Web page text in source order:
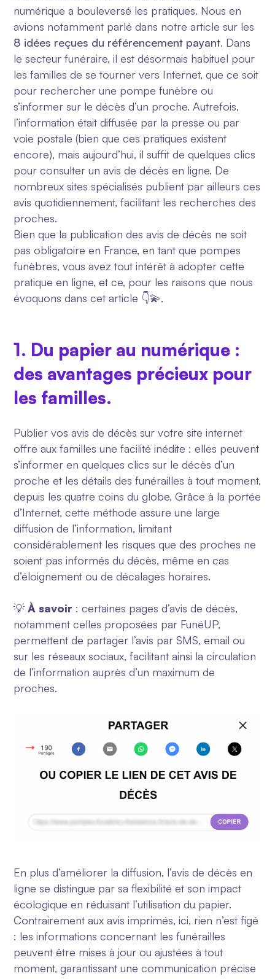
numérique a bouleversé les pratiques. Nous en
avions notamment parlé dans notre article sur les
8 idées reçues du référencement payant. Dans
le secteur funéraire, il est désormais habituel pour
les familles de se tourner vers Internet, que ce soit
pour rechercher une pompe funèbre ou
s’informer sur le décès d’un proche. Autrefois,
l’information était diffusée par la presse ou par
voie postale (bien que ces pratiques existent
encore), mais aujourd’hui, il suffit de quelques clics
pour consulter un avis de décès en ligne. De
nombreux sites spécialisés publient par ailleurs ces
avis quotidiennement, facilitant les recherches des
proches.
Bien que la publication des avis de décès ne soit
pas obligatoire en France, en tant que pompes
funèbres, vous avez tout intérêt à adopter cette
pratique en ligne, et ce, pour les raisons que nous
évoquons dans cet article 👇💫.
1. Du papier au numérique :
des avantages précieux pour
les familles.
Publier vos avis de décès sur votre site internet
offre aux familles une facilité inédite : elles peuvent
s’informer en quelques clics sur le décès d’un
proche et les détails des funérailles à tout moment,
depuis les quatre coins du globe. Grâce à la portée
d’Internet, cette méthode assure une large
diffusion de l’information, limitant
considérablement les risques que des proches ne
soient pas informés du décès, même en cas
d’éloignement ou de décalages horaires.
💡À savoir :certaines pages d’avis de décès,
notamment celles proposées par FunéUP,
permettent de partager l’avis par SMS, email ou
sur les réseaux sociaux, facilitant ainsi la circulation
de l’information auprès d’un maximum de
proches.
En plus d’améliorer la diffusion, l’avis de décès en
ligne se distingue par sa flexibilité et son impact
écologique en réduisant l’utilisation du papier.
Contrairement aux avis imprimés, ici, rien n’est figé
: les informations concernant les funérailles
peuvent être mises à jour ou ajustées à tout
moment, garantissant une communication précise